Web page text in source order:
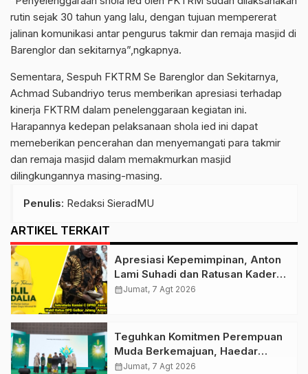
rutin sejak 30 tahun yang lalu, dengan tujuan mempererat
jalinan komunikasi antar pengurus takmir dan remaja masjid di
Barenglor dan sekitarnya”,ngkapnya.
Sementara, Sespuh FKTRM Se Barenglor dan Sekitarnya,
Achmad Subandriyo terus memberikan apresiasi terhadap
kinerja FKTRM dalam penelenggaraan kegiatan ini.
Harapannya kedepan pelaksanaan shola ied ini dapat
memeberikan pencerahan dan menyemangati para takmir
dan remaja masjid dalam memakmurkan masjid
dilingkungannya masing-masing.
Penulis: Redaksi SieradMU
ARTIKEL TERKAIT
Apresiasi Kepemimpinan, Anton
Lami Suhadi dan Ratusan Kader
Golkar Klaten Ikut Rayakan Ultah
calendar_monthJumat, 7 Agt 2026
Teguhkan Komitmen Perempuan
Muda Berkemajuan, Haedar
Nashir Buka Muktamar ke-15
calendar_monthJumat, 7 Agt 2026